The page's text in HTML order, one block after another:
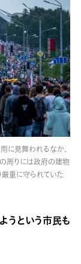
に見舞われるなか、
周りには政府の建物
厳重に守られていた
うという市民も